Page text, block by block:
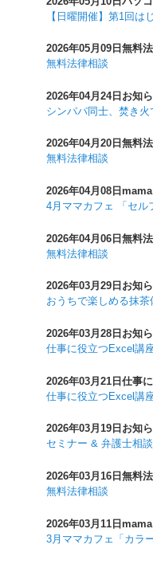
【日曜開催】第1回は
2026年05月09日 無料
無料法律相談
2026年04月24日 お知
シンパパ同士、焚き
2026年04月20日 無料
無料法律相談
2026年04月08日
4月ママカフェ 「セル
2026年04月06日 無料
無料法律相談
2026年03月29日 お知
おうちで楽しめる抹茶
2026年03月28日 お知
仕事に役立つExcel講
2026年03月21日 仕事
仕事に役立つExcel講
2026年03月19日 お知
セミナー & 弁護士相
2026年03月16日 無料
無料法律相談
2026年03月11日
3月ママカフェ「カラ